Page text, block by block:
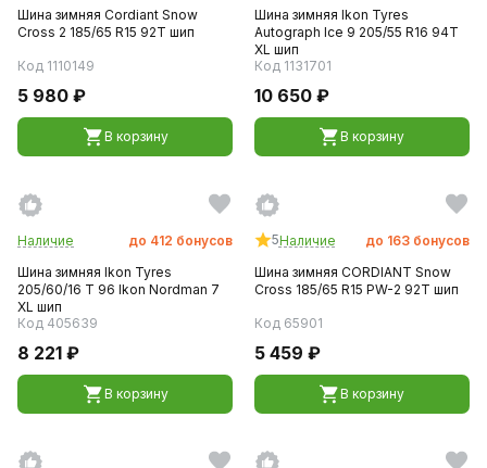
Шина зимняя Cordiant Snow
Cross 2 185/65 R15 92T шип
Код 1110149
5 980 ₽
В корзину
Шина зимняя Ikon Tyres
Autograph Ice 9 205/55 R16 94T
XL шип
Код 1131701
10 650 ₽
В корзину
Наличие до 412 бонусов
Шина зимняя Ikon Tyres
205/60/16 T 96 Ikon Nordman 7
XL шип
Код 405639
8 221 ₽
В корзину
5Наличие до 163 бонусов
Шина зимняя CORDIANT Snow
Сross 185/65 R15 PW-2 92T шип
Код 65901
5 459 ₽
В корзину